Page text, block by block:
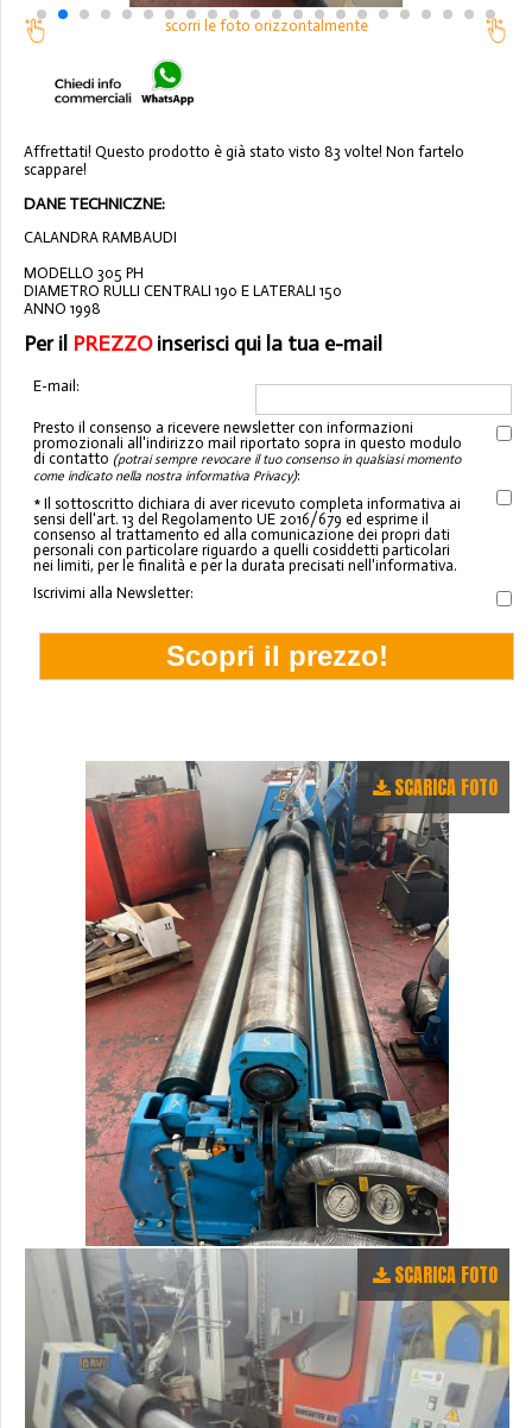
scorri le foto orizzontalmente
Affrettati! Questo prodotto è già stato visto 83 volte! Non fartelo
scappare!
DANE TECHNICZNE:
CALANDRA RAMBAUDI
MODELLO 305 PH
DIAMETRO RULLI CENTRALI 190 E LATERALI 150
ANNO 1998
Per il PREZZOinserisci qui la tua e-mail
E-mail:
Presto il consenso a ricevere newsletter con informazioni
promozionali all'indirizzo mail riportato sopra in questo modulo
di contatto (potrai sempre revocare il tuo consenso in qualsiasi momento
come indicato nella nostra informativa Privacy):
* Il sottoscritto dichiara di aver ricevuto completa informativa ai
sensi dell'art. 13 del Regolamento UE 2016/679 ed esprime il
consenso al trattamento ed alla comunicazione dei propri dati
personali con particolare riguardo a quelli cosiddetti particolari
nei limiti, per le finalità e per la durata precisati nell'informativa.
Iscrivimi alla Newsletter:
SCARICA FOTO
SCARICA FOTO